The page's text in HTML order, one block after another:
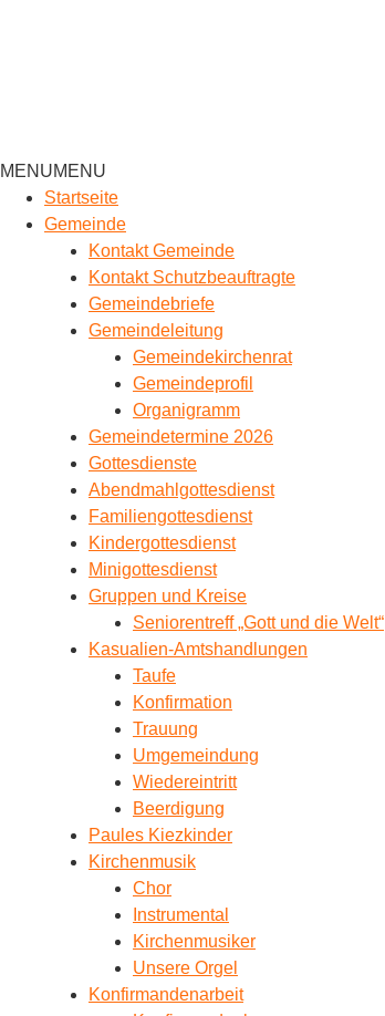
MENUMENU
Startseite
Gemeinde
Kontakt Gemeinde
Kontakt Schutzbeauftragte
Gemeindebriefe
Gemeindeleitung
Gemeindekirchenrat
Gemeindeprofil
Organigramm
Gemeindetermine 2026
Gottesdienste
Abendmahlgottesdienst
Familiengottesdienst
Kindergottesdienst
Minigottesdienst
Gruppen und Kreise
Seniorentreff „Gott und die Welt“
Kasualien-Amtshandlungen
Taufe
Konfirmation
Trauung
Umgemeindung
Wiedereintritt
Beerdigung
Paules Kiezkinder
Kirchenmusik
Chor
Instrumental
Kirchenmusiker
Unsere Orgel
Konfirmandenarbeit